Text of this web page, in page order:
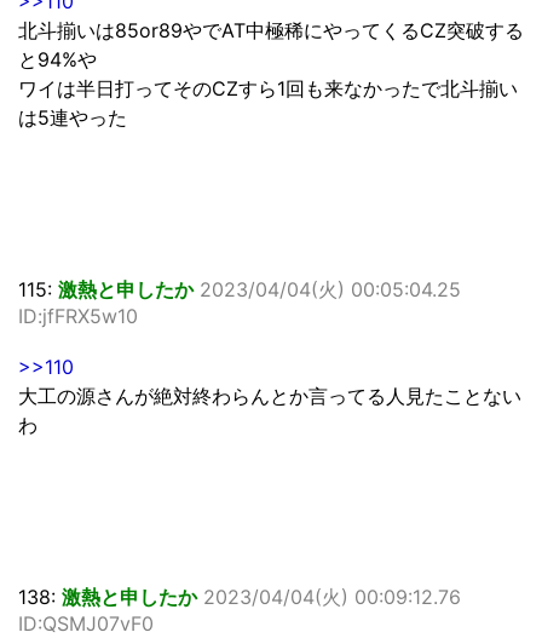
北斗揃いは85or89やでAT中極稀にやってくるCZ突破する
と94%や
ワイは半日打ってそのCZすら1回も来なかったで北斗揃い
は5連やった
115: 激熱と申したか 2023/04/04(火) 00:05:04.25
ID:jfFRX5w10
>>110
大工の源さんが絶対終わらんとか言ってる人見たことない
わ
138: 激熱と申したか 2023/04/04(火) 00:09:12.76
ID:QSMJ07vF0